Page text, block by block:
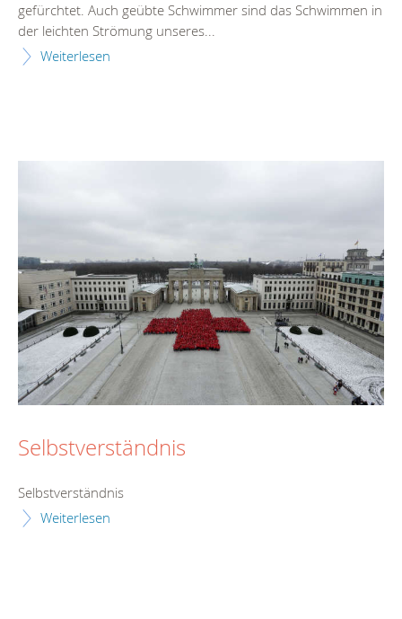
gefürchtet. Auch geübte Schwimmer sind das Schwimmen in
der leichten Strömung unseres...
Weiterlesen
Selbstverständnis
Selbstverständnis
Weiterlesen